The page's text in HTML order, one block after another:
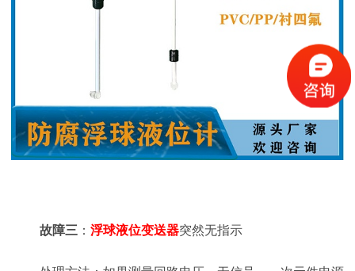
故障三 ： 浮球液位变送器突然无指示